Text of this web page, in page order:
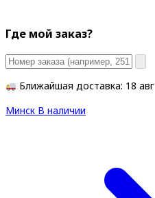
Где мой заказ?
Ближайшая доставка: 18 авг
Минск В наличии